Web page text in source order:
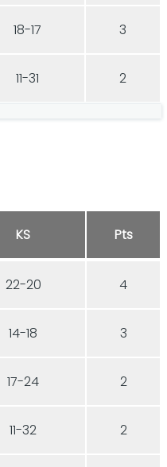
18-17 3
11-31 2
KS Pts
22-20 4
14-18 3
17-24 2
11-32 2